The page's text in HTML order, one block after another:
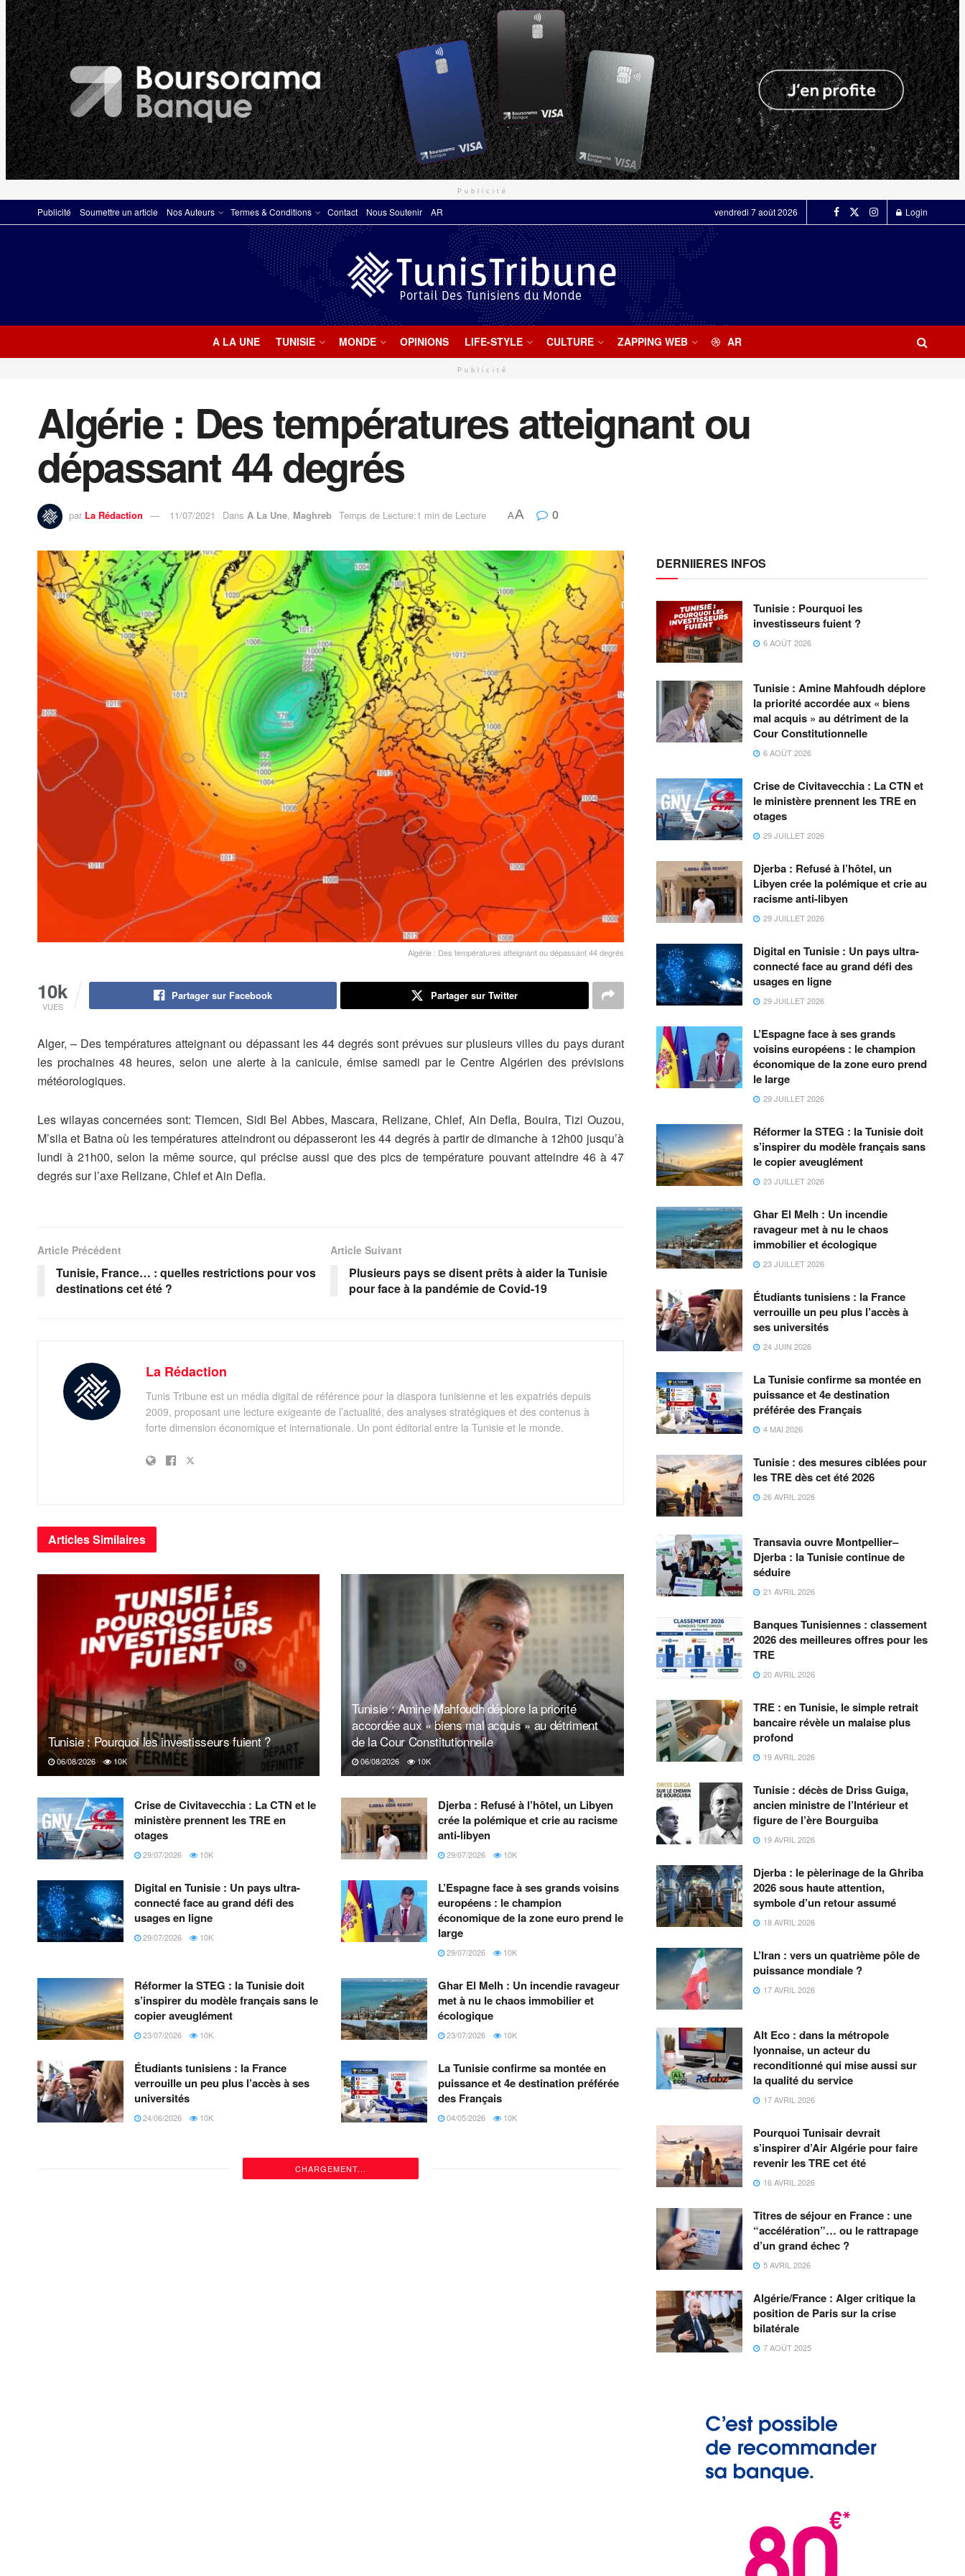
Publicité
Publicité Soumettre un article Nos Auteurs Termes & Conditions Contact Nous Soutenir AR vendredi 7 août 2026 Login
A LA UNE TUNISIE MONDE OPINIONS LIFE-STYLE CULTURE ZAPPING WEB AR
Publicité
Algérie : Des températures atteignant ou
dépassant 44 degrés
par La Rédaction 11/07/2021 Dans A La Une, Maghreb Temps de Lecture:1 min de Lecture AA 0
Algérie : Des températures atteignant ou dépassant 44 degrés
10k
VUES
Partager sur Facebook Partager sur Twitter
Alger, – Des températures atteignant ou dépassant les 44 degrés sont prévues sur plusieurs villes du pays durant
les prochaines 48 heures, selon une alerte à la canicule, émise samedi par le Centre Algérien des prévisions
météorologiques.
Les wilayas concernées sont: Tlemcen, Sidi Bel Abbes, Mascara, Relizane, Chlef, Ain Defla, Bouira, Tizi Ouzou,
M’sila et Batna où les températures atteindront ou dépasseront les 44 degrés à partir de dimanche à 12h00 jusqu’à
lundi à 21h00, selon la même source, qui précise aussi que des pics de température pouvant atteindre 46 à 47
degrés sur l’axe Relizane, Chlef et Ain Defla.
Article Précédent
Tunisie, France… : quelles restrictions pour vos
destinations cet été ?
Article Suivant
Plusieurs pays se disent prêts à aider la Tunisie
pour face à la pandémie de Covid-19
La Rédaction
Tunis Tribune est un média digital de référence pour la diaspora tunisienne et les expatriés depuis
2009, proposant une lecture exigeante de l’actualité, des analyses stratégiques et des contenus à
forte dimension économique et internationale. Un pont éditorial entre la Tunisie et le monde.
ArticlesSimilaires
Tunisie : Pourquoi les investisseurs fuient ?
06/08/2026 10K
Tunisie : Amine Mahfoudh déplore la priorité
accordée aux « biens mal acquis » au détriment
de la Cour Constitutionnelle
06/08/2026 10K
Crise de Civitavecchia : La CTN et le
ministère prennent les TRE en
otages
29/07/2026 10K
Djerba : Refusé à l’hôtel, un Libyen
crée la polémique et crie au racisme
anti-libyen
29/07/2026 10K
Digital en Tunisie : Un pays ultra-
connecté face au grand défi des
usages en ligne
29/07/2026 10K
L’Espagne face à ses grands voisins
européens : le champion
économique de la zone euro prend le
large
29/07/2026 10K
Réformer la STEG : la Tunisie doit
s’inspirer du modèle français sans le
copier aveuglément
23/07/2026 10K
Ghar El Melh : Un incendie ravageur
met à nu le chaos immobilier et
écologique
23/07/2026 10K
Étudiants tunisiens : la France
verrouille un peu plus l’accès à ses
universités
24/06/2026 10K
La Tunisie confirme sa montée en
puissance et 4e destination préférée
des Français
04/05/2026 10K
CHARGEMENT...
DERNIIERES INFOS
Tunisie : Pourquoi les
investisseurs fuient ?
6 AOÛT 2026
Tunisie : Amine Mahfoudh déplore
la priorité accordée aux « biens
mal acquis » au détriment de la
Cour Constitutionnelle
6 AOÛT 2026
Crise de Civitavecchia : La CTN et
le ministère prennent les TRE en
otages
29 JUILLET 2026
Djerba : Refusé à l’hôtel, un
Libyen crée la polémique et crie au
racisme anti-libyen
29 JUILLET 2026
Digital en Tunisie : Un pays ultra-
connecté face au grand défi des
usages en ligne
29 JUILLET 2026
L’Espagne face à ses grands
voisins européens : le champion
économique de la zone euro prend
le large
29 JUILLET 2026
Réformer la STEG : la Tunisie doit
s’inspirer du modèle français sans
le copier aveuglément
23 JUILLET 2026
Ghar El Melh : Un incendie
ravageur met à nu le chaos
immobilier et écologique
23 JUILLET 2026
Étudiants tunisiens : la France
verrouille un peu plus l’accès à
ses universités
24 JUIN 2026
La Tunisie confirme sa montée en
puissance et 4e destination
préférée des Français
4 MAI 2026
Tunisie : des mesures ciblées pour
les TRE dès cet été 2026
26 AVRIL 2026
Transavia ouvre Montpellier–
Djerba : la Tunisie continue de
séduire
21 AVRIL 2026
Banques Tunisiennes : classement
2026 des meilleures offres pour les
TRE
20 AVRIL 2026
TRE : en Tunisie, le simple retrait
bancaire révèle un malaise plus
profond
19 AVRIL 2026
Tunisie : décès de Driss Guiga,
ancien ministre de l’Intérieur et
figure de l’ère Bourguiba
19 AVRIL 2026
Djerba : le pèlerinage de la Ghriba
2026 sous haute attention,
symbole d’un retour assumé
18 AVRIL 2026
L’Iran : vers un quatrième pôle de
puissance mondiale ?
17 AVRIL 2026
Alt Eco : dans la métropole
lyonnaise, un acteur du
reconditionné qui mise aussi sur
la qualité du service
17 AVRIL 2026
Pourquoi Tunisair devrait
s’inspirer d’Air Algérie pour faire
revenir les TRE cet été
16 AVRIL 2026
Titres de séjour en France : une
“accélération”… ou le rattrapage
d’un grand échec ?
5 AVRIL 2026
Algérie/France : Alger critique la
position de Paris sur la crise
bilatérale
7 AOÛT 2025